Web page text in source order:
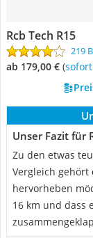
Rcb Tech R15
219
ab 179,00 € (
Unser Fazit für
Zu den etwas
Vergleich gehört
hervorheben
16 km und dass